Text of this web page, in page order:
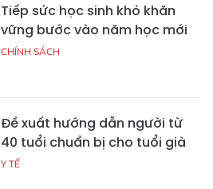
Tiếp sức học sinh khó khăn
vững bước vào năm học mới
CHÍNH SÁCH
Đề xuất hướng dẫn người từ
40 tuổi chuẩn bị cho tuổi già
Y TẾ